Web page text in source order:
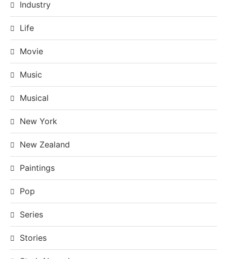
Industry
Life
Movie
Music
Musical
New York
New Zealand
Paintings
Pop
Series
Stories